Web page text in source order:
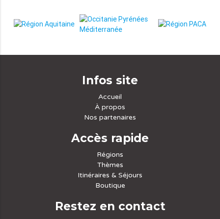
Infos site
Accueil
À propos
Nos partenaires
Accès rapide
Régions
Thèmes
Itinéraires & Séjours
Boutique
Restez en contact